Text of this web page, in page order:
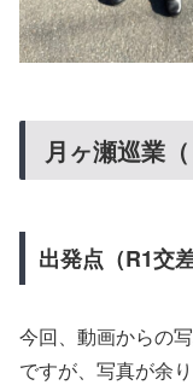
月ヶ瀬巡業
出発点（R1交
今回、動画からの
ですが、写真が余